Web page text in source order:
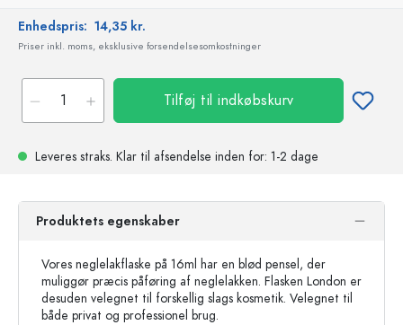
Enhedspris: 14,35 kr.
Priser inkl. moms, eksklusive forsendelsesomkostninger
Tilføj til indkøbskurv
Leveres straks. Klar til afsendelse inden for: 1-2 dage
Produktets egenskaber
Vores neglelakflaske på 16ml har en blød pensel, der
muliggør præcis påføring af neglelakken. Flasken London er
desuden velegnet til forskellig slags kosmetik. Velegnet til
både privat og professionel brug.